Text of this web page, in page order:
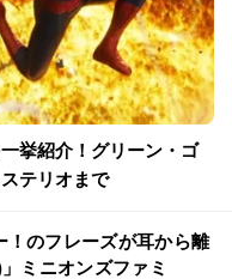
挙紹介！グリーン・ゴ
テリオまで
！のフレーズが耳から離
ミニオンズファミ